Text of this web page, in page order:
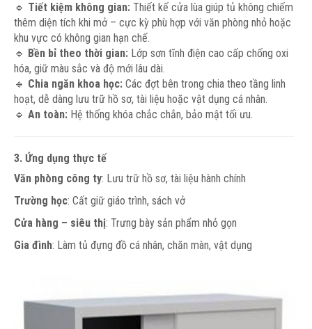
🔹 Tiết kiệm không gian: Thiết kế cửa lùa giúp tủ không chiếm
thêm diện tích khi mở – cực kỳ phù hợp với văn phòng nhỏ hoặc
khu vực có không gian hạn chế.
🔹 Bền bỉ theo thời gian: Lớp sơn tĩnh điện cao cấp chống oxi
hóa, giữ màu sắc và độ mới lâu dài.
🔹 Chia ngăn khoa học: Các đợt bên trong chia theo tầng linh
hoạt, dễ dàng lưu trữ hồ sơ, tài liệu hoặc vật dụng cá nhân.
🔹 An toàn: Hệ thống khóa chắc chắn, bảo mật tối ưu.
3. Ứng dụng thực tế
Văn phòng công ty: Lưu trữ hồ sơ, tài liệu hành chính
Trường học: Cất giữ giáo trình, sách vở
Cửa hàng – siêu thị: Trưng bày sản phẩm nhỏ gọn
Gia đình: Làm tủ đựng đồ cá nhân, chăn màn, vật dụng